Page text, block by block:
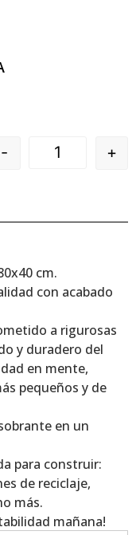
- +
cm.
con acabado
a rigurosas
y duradero del
en mente,
pequeños y de
en un
para construir:
de reciclaje,
más.
mañana!